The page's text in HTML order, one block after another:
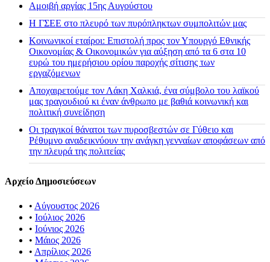
Αμοιβή αργίας 15ης Αυγούστου
H ΓΣΕΕ στο πλευρό των πυρόπληκτων συμπολιτών μας
Κοινωνικοί εταίροι: Επιστολή προς τον Υπουργό Εθνικής
Οικονομίας & Οικονομικών για αύξηση από τα 6 στα 10
ευρώ του ημερήσιου ορίου παροχής σίτισης των
εργαζόμενων
Αποχαιρετούμε τον Λάκη Χαλκιά, ένα σύμβολο του λαϊκού
μας τραγουδιού κι έναν άνθρωπο με βαθιά κοινωνική και
πολιτική συνείδηση
Οι τραγικοί θάνατοι των πυροσβεστών σε Γύθειο και
Ρέθυμνο αναδεικνύουν την ανάγκη γενναίων αποφάσεων από
την πλευρά της πολιτείας
Αρχείο Δημοσιεύσεων
• Αύγουστος 2026
• Ιούλιος 2026
• Ιούνιος 2026
• Μάιος 2026
• Απρίλιος 2026